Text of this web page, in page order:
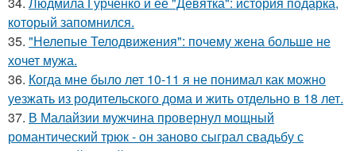
который запомнился.
35. "Нелепые Телодвижения": почему жена больше не
хочет мужа.
36. Когда мне было лет 10-11 я не понимал как можно
уезжать из родительского дома и жить отдельно в 18 лет.
37. В Малайзии мужчина провернул мощный
романтический трюк - он заново сыграл свадьбу с